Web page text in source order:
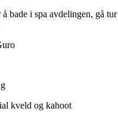
bade i spa avdelingen, gå tur
kveld og kahoot